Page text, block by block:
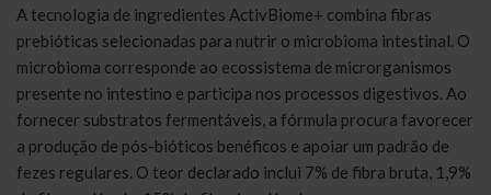
A tecnologia de ingredientes ActivBiome+ combina fibras
prebióticas selecionadas para nutrir o microbioma intestinal. O
microbioma corresponde ao ecossistema de microrganismos
presente no intestino e participa nos processos digestivos. Ao
fornecer substratos fermentáveis, a fórmula procura favorecer
a produção de pós-bióticos benéficos e apoiar um padrão de
fezes regulares. O teor declarado inclui 7% de fibra bruta, 1,9%